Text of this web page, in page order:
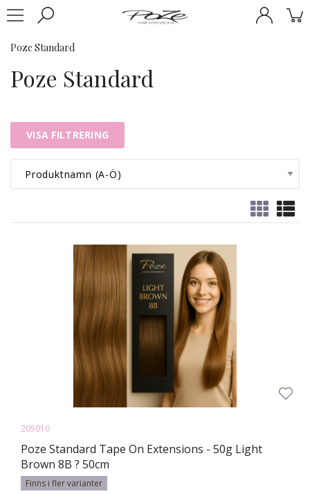
Poze Standard
Poze Standard
VISA FILTRERING
205010
Poze Standard Tape On Extensions - 50g Light
Brown 8B ? 50cm
Finns i fler varianter